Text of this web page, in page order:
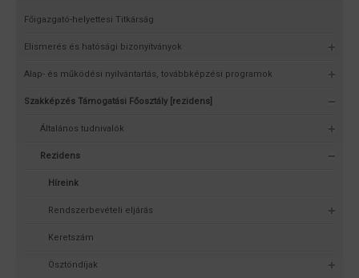
Főigazgató-helyettesi Titkárság
Elismerés és hatósági bizonyítványok
Alap- és működési nyilvántartás, továbbképzési programok
Szakképzés Támogatási Főosztály [rezidens]
Általános tudnivalók
Rezidens
Híreink
Rendszerbevételi eljárás
Keretszám
Ösztöndíjak